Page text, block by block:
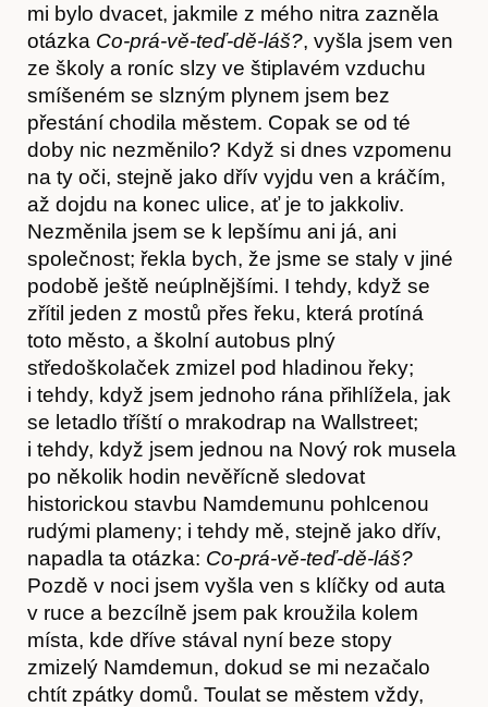
Předplatné
mi bylo dvacet, jakmile z mého nitra zazněla
otázka Co-prá-vě-teď-dě-láš?, vyšla jsem ven
ze školy a roníc slzy ve štiplavém vzduchu
smíšeném se slzným plynem jsem bez
přestání chodila městem. Copak se od té
doby nic nezměnilo? Když si dnes vzpomenu
na ty oči, stejně jako dřív vyjdu ven a kráčím,
až dojdu na konec ulice, ať je to jakkoliv.
Nezměnila jsem se k lepšímu ani já, ani
společnost; řekla bych, že jsme se staly v jiné
podobě ještě neúplnějšími. I tehdy, když se
zřítil jeden z mostů přes řeku, která protíná
toto město, a školní autobus plný
středoškolaček zmizel pod hladinou řeky;
i tehdy, když jsem jednoho rána přihlížela, jak
se letadlo tříští o mrakodrap na Wallstreet;
i tehdy, když jsem jednou na Nový rok musela
po několik hodin nevěřícně sledovat
historickou stavbu Namdemunu pohlcenou
rudými plameny; i tehdy mě, stejně jako dřív,
napadla ta otázka: Co-prá-vě-teď-dě-láš?
Pozdě v noci jsem vyšla ven s klíčky od auta
v ruce a bezcílně jsem pak kroužila kolem
místa, kde dříve stával nyní beze stopy
zmizelý Namdemun, dokud se mi nezačalo
chtít zpátky domů. Toulat se městem vždy,